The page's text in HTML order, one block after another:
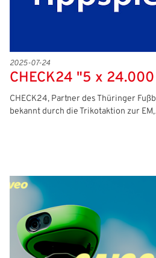
2025-07-24
CHECK24 "5 x
CHECK24, Partner des Thüringer
bekannt durch die Trikotaktion zur